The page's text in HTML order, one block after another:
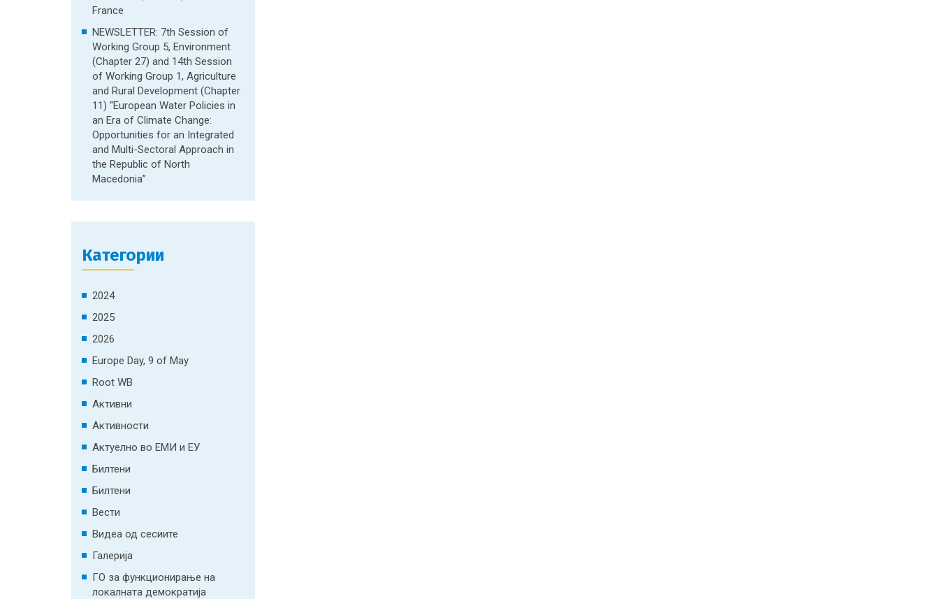
France
NEWSLETTER: 7th Session of
Working Group 5, Environment
(Chapter 27) and 14th Session
of Working Group 1, Agriculture
and Rural Development (Chapter
11) “European Water Policies in
an Era of Climate Change:
Opportunities for an Integrated
and Multi-Sectoral Approach in
the Republic of North
Macedonia”
Категории
2024
2025
2026
Europe Day, 9 of May
Root WB
Активни
Активности
Актуелно во ЕМИ и ЕУ
Билтени
Билтени
Вести
Видеа од сесиите
Галерија
ГО за функционирање на
локалната демократија